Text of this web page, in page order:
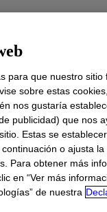
OPCIONES DE
UL 746E
para que nuestro sitio
sobre estas
nos gustaría
publicidad) que nos
Estas se
o ajusta la
Para obtener más
en “Ver más
de nuestra